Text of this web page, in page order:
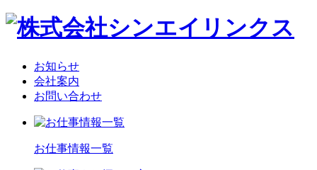
お知らせ
会社案内
お問い合わせ
お仕事情報一覧